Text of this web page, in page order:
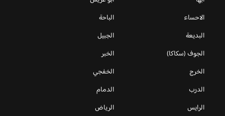
الاحساء
الباحة
البديعة
الجبيل
الجوف (سكاكا)
الخبر
الخرج
الخفجي
الدرب
الدمام
الرايس
الرياض